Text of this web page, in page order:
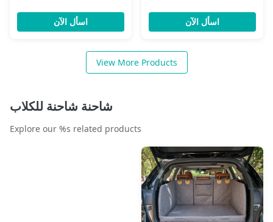
المقعد الخلفي المقعد
المقعد الخلفي المقعد
اسأل الآن
الخلفي المقعد الخلفي المقعد
الخلفي المقعد الخلفي المقعد
اسأل الآن
View More Products
شاحنة شاحنة للكلاب
Explore our %s related products